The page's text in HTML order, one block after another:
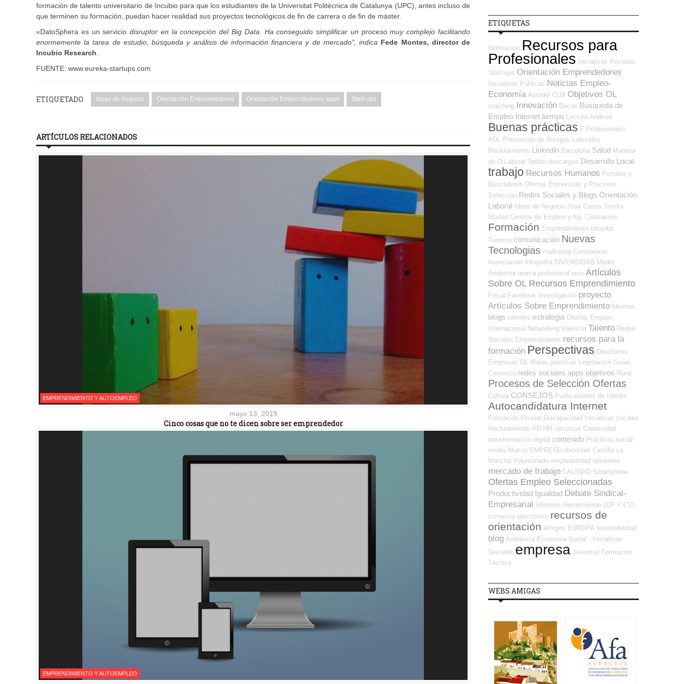
formación de talento universitario de Incubio para que los estudiantes de la Universitat Politècnica de Catalunya (UPC), antes incluso de
que terminen su formación, puedan hacer realidad sus proyectos tecnológicos de fin de carrera o de fin de máster.
«DatoSphera es un serviciodisruptor en la concepción del Big Data. Ha conseguido simplificar un proceso muy complejo facilitando
enormemente la tarea de estudio, búsqueda y análisis de información financiera y de mercado”, indica Fede Montes, director de
Incubio Research
FUENTE: www.eureka-startups.com
ETIQUETADO Ideas de Negocio Orientación Emprendedores Orientación Emprendedores apps Start-ups
ARTÍCULOS RELACIONADOS
EMPRENDIMIENTO Y AUTOEMPLEO
mayo 13, 2019
Cinco cosas que no te dicen sobre ser emprendedor
EMPRENDIMIENTO Y AUTOEMPLEO
ETIQUETAS
Motivación Recursos para
Profesionales
Iniciativas Privadas
Start-ups Orientación Emprendedores
Iniciativas Públicas Noticias Empleo-
Economía Aprodel CLM Objetivos OL
coaching Innovación Becas Búsqueda de
Empleo Internet tiempo Lectura Android
Buenas prácticas F Profesionales
ADL
Prevención de Riesgos Laborales
Reclutamiento Linkedin Barcelona Salud Material
de O.Laboral Twitter descargas Desarrollo Local
trabajo Recursos Humanos Portales y
Buscadores Ofertas Entrevistas y Procesos
Selección Redes Sociales y Blogs Orientación
Laboral Ideas de Negocio José Carlos Sevilla
Madrid Centros de Empleo y Ag. Colocación
Formación Emprendimiento Infojobs
Turismo comunicación Nuevas
Tecnologias marketing Coronavirus
financiación
Infografía DIVERSIDAD Medio
Ambiente marca profesional ocio Artículos
Sobre OL Recursos Emprendimiento
Fiscal Facebook investigación proyecto
Artículos Sobre Emprendimiento Idiomas
blogs clientes estrategia Ofertas Empleo
Internacional
Networking Valencia Talento Redes
Sociales Emprendedores recursos para la
formación Perspectivas Directorios
Empresas OL
Malas prácticas Legislación Guías
Comercio redes sociales apps objetivos Rural
Procesos de Selección Ofertas
Cultura CONSEJOS Publicaciones de Interés
Autocandidatura Internet
Formación On-line Discapacidad
Iniciativas Locales
Reclutamiento RR.HH.
recursos Creatividad
transformación digital contenido Prácticas social
media Murcia EMPREND docentes Castilla La
Mancha Voluntariado empleabilidad opiniones
mercado de trabajo CALIDAD Smartphone
Ofertas Empleo Seleccionadas
Productividad Igualdad Debate Sindical-
Empresarial
Informes Herramientas (CP Y CV)
comercio electrónico recursos de
orientación Amigos EUROPA sostenibilidad
blog Andalucía Economía Social - Iniciativas
Sociales empresa Juventud Formación
Técnica
WEBS AMIGAS